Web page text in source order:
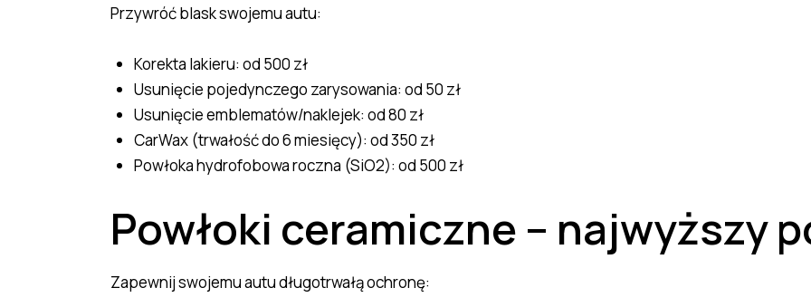
Przywróć blask swojemu autu:
Korekta lakieru: od 500 zł
Usunięcie pojedynczego zarysowania: od 50 zł
Usunięcie emblematów/naklejek: od 80 zł
CarWax (trwałość do 6 miesięcy): od 350 zł
Powłoka hydrofobowa roczna (SiO2): od 500 zł
Powłoki ceramiczne – najwyższy
Zapewnij swojemu autu długotrwałą ochronę: